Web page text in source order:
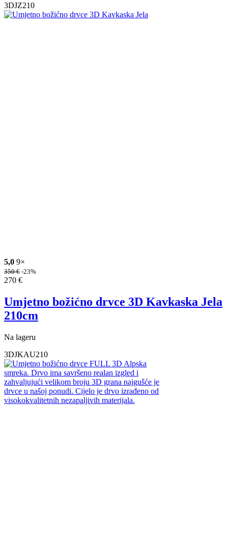
3DJZ210
5,0 9×
350€ -23%
270 €
Umjetno božićno drvce 3D Kavkaska Jela
210cm
Na lageru
3DJKAU210